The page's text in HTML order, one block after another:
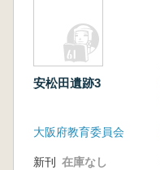
安松田遺跡3
大阪府教育委員会
新刊 在庫なし